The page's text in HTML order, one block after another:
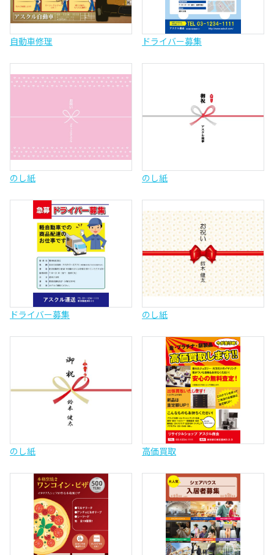
自動車修理 ドライバー募集
のし紙 のし紙
ドライバー募集 のし紙
のし紙 高価買取